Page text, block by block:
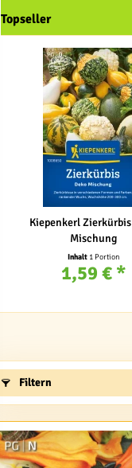
Topseller
Kiepenkerl
Mischung
Inhalt 1 Portion
1,59 € *
Filtern